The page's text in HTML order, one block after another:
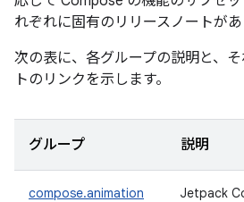
れぞれに固有のリリースノートがあ
次の表に、各グループの説明と、
トのリンクを示します。
グループ 説明
compose.animation
Jetpack